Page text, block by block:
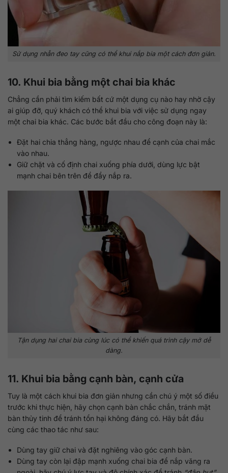
Sử dụng nhẫn đeo tay cũng có thể khui nắp bia một cách đơn giản.
10. Khui bia bằng một chai bia khác
Chẳng cần phải tìm kiếm bất cứ một dụng cụ nào hay nhờ cậy
ai giúp đỡ, quý khách có thể khui bia với việc sử dụng ngay
một chai bia khác. Các bước bắt đầu cho công đoạn này là:
Đặt hai chia thẳng hàng, ngược nhau để cạnh của chai mắc
vào nhau.
Giữ chặt và cố định chai xuống phía dưới, dùng lực bật
mạnh chai bên trên để đẩy nắp ra.
Tận dụng hai chai bia cùng lúc có thể khiến quá trình cậy mở dễ
dàng.
11. Khui bia bằng cạnh bàn, cạnh cửa
Tuy là một cách khui bia đơn giản nhưng cần chú ý một số điều
trước khi thực hiện, hãy chọn cạnh bàn chắc chắn, tránh mặt
bàn thủy tinh để tránh tổn hại không đáng có. Hãy bắt đầu
cùng các thao tác như sau:
Dùng tay giữ chai và đặt nghiêng vào góc cạnh bàn.
Dùng tay còn lại đập mạnh xuống chai bia để nắp văng ra